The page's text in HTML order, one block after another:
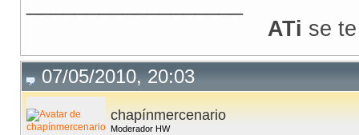
ATi se
07/05/2010, 20:03
chapínmercenario
Moderador HW